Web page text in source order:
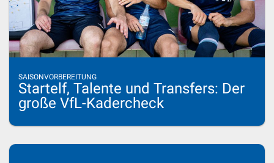
SAISONVORBEREITUNG
Startelf, Talente und Transfers: Der
große VfL-Kadercheck